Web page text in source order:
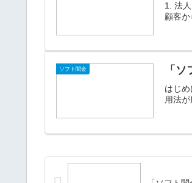
1. 法
顧客
ソフト闇金 「
はじ
用法